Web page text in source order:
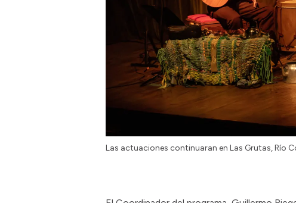
Las actuaciones continuaran en Las Grutas, Río